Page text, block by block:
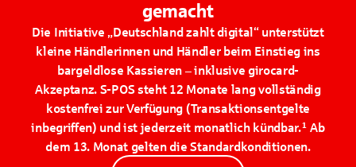
gemacht
Die Initiative „Deutschland zahlt digital“ unterstützt
kleine Händlerinnen und Händler beim Einstieg ins
bargeldlose Kassieren – inklusive girocard-
Akzeptanz. S-POS steht 12 Monate lang vollständig
kostenfrei zur Verfügung (Transaktionsentgelte
inbegriffen) und ist jederzeit monatlich kündbar.¹ Ab
dem 13. Monat gelten die Standardkonditionen.